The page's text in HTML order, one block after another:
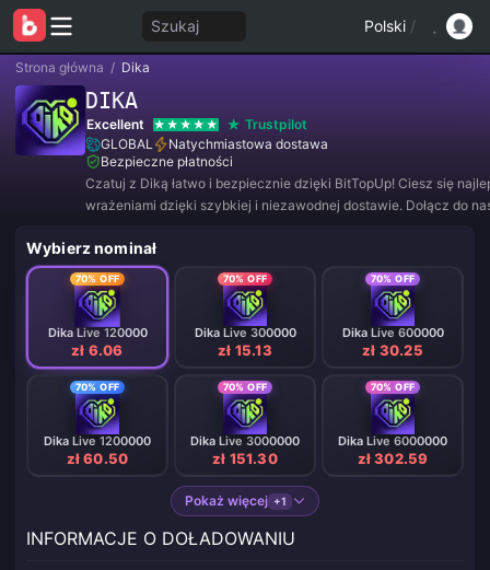
Szukaj Polski /
Strona główna / Dika
DIKA
Excellent
Trustpilot
GLOBAL
Natychmiastowa dostawa
Bezpieczne płatności
Czatuj z Diką łatwo i bezpiecznie dzięki BitTopUp! Ciesz się
wrażeniami dzięki szybkiej i niezawodnej dostawie. Dołącz do
Wybierz nominał
70% OFF
Dika Live 120000
zł 6.06
70% OFF
Dika Live 300000
zł 15.13
70% OFF
Dika Live 600000
zł 30.25
70% OFF
Dika Live 1200000
zł 60.50
70% OFF
Dika Live 3000000
zł 151.30
70% OFF
Dika Live 6000000
zł 302.59
Pokaż więcej +1
INFORMACJE O DOŁADOWANIU